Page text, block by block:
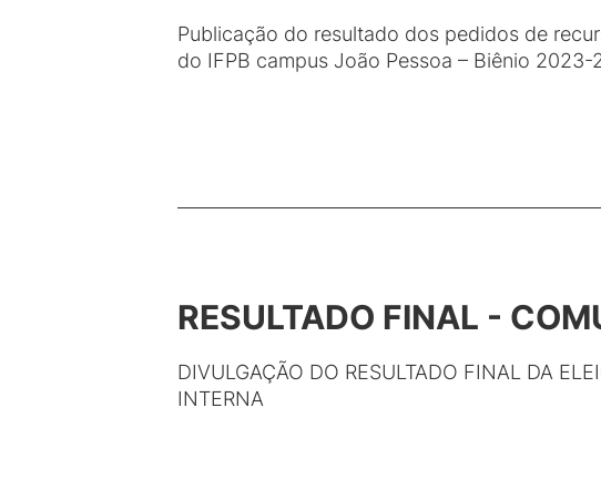
Publicação do resultado dos pedidos de
do IFPB campus João Pessoa – Biênio 2023-
RESULTADO FINAL -
DIVULGAÇÃO DO RESULTADO FINAL DA
INTERNA